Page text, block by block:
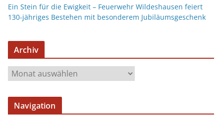
Ein Stein für die Ewigkeit – Feuerwehr Wildeshausen feiert
130-jähriges Bestehen mit besonderem Jubiläumsgeschenk
Archiv
Navigation